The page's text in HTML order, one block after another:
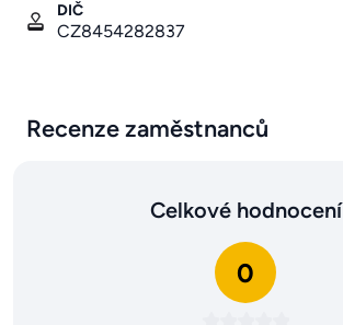
DIČ
CZ8454282837
Recenze zaměstnanců
Celkové hodnocení
0